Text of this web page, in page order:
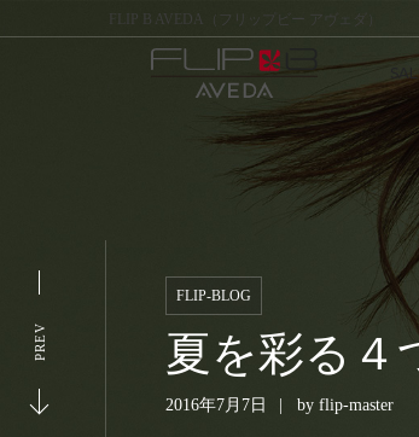
FLIP B AVEDA（フリップビー アヴェダ）
FLIP-BLOG
夏を彩る４
2016年7月7日 by flip-master
PREV